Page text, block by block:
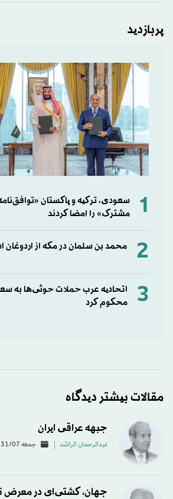
پربازدید
1
سعودی، ترکیه و پاکستان
مشترک» را امضا کردند
2 محمد بن سلمان در مکه از اردوغان
3
اتحادیه عرب حملات حوثی‌ها به
محکوم کرد
مقالات بیشتر دیدگاه
جبهه عراقی ایران
عبدالرحمان الراشد جمعه 31/07 - 13:14
جهان، کشتی‌ای در معرض